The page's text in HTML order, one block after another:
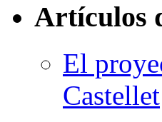
Artículos
El
Castellet